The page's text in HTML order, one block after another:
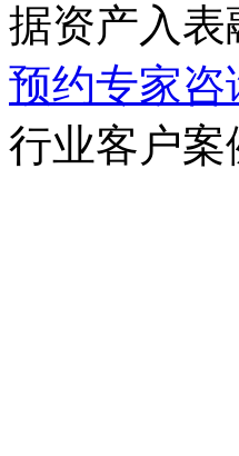
据资产入
预约专家咨
行业客户案